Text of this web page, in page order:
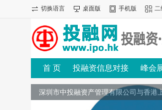
切换语言 桌面版 手机版 二
首 页 投融资信息对接 峰会
深圳市中投融资产管理有限公司与香港